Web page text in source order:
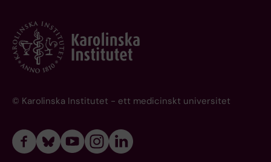
© Karolinska Institutet - ett medicinskt universitet